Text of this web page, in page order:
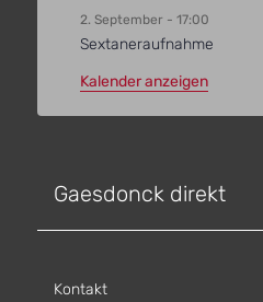
2. September - 17:00
Sextaneraufnahme
Kalender anzeigen
Gaesdonck direkt
Kontakt